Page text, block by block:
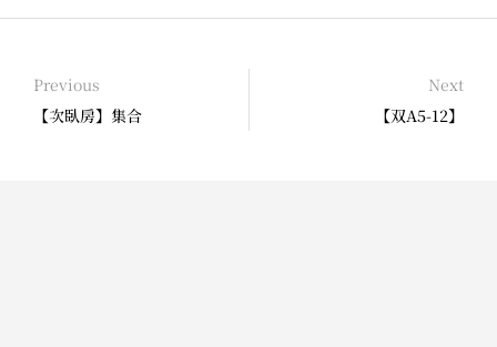
Previous
【次臥房】集合
Next
【双A5-12】